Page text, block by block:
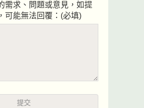
需求、問題或意見，如提
可能無法回覆：(必填)